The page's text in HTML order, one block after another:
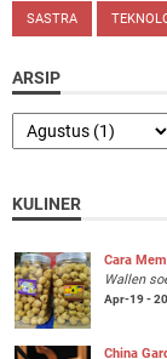
SASTRA
ARSIP
KULINER
Cara
Wallen
Apr-19 -
China